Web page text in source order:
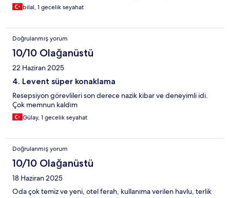
bilal, 1 gecelik seyahat
Doğrulanmış yorum
10/10 Olağanüstü
22 Haziran 2025
4. Levent süper konaklama
Resepsiyon görevlileri son derece nazik kibar ve deneyimli idi.
Çok memnun kaldım
Gülay, 1 gecelik seyahat
Doğrulanmış yorum
10/10 Olağanüstü
18 Haziran 2025
Oda çok temiz ve yeni, otel ferah, kullanıma verilen havlu, terlik